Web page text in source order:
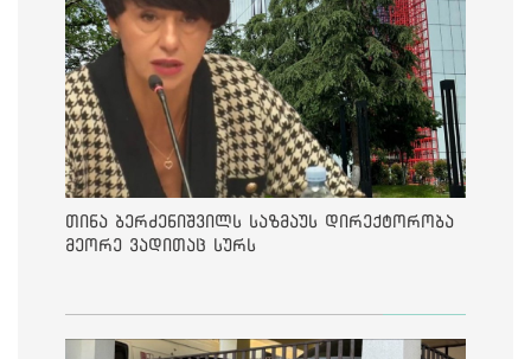
თინა ბერძენიშვილს საზმაუს დირექტორობა
მეორე ვადითაც სურს